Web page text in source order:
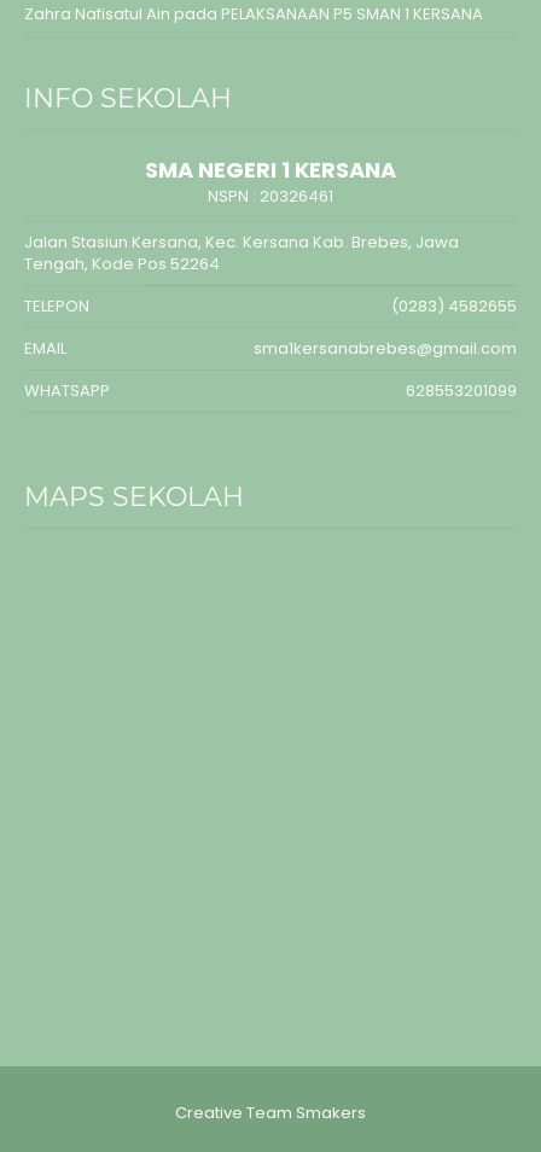
Zahra Nafisatul Ain pada PELAKSANAAN P5 SMAN 1 KERSANA
INFO SEKOLAH
SMA NEGERI 1 KERSANA
NSPN : 20326461
Jalan Stasiun Kersana, Kec. Kersana Kab. Brebes, Jawa
Tengah, Kode Pos 52264
TELEPON
(0283) 4582655
EMAIL
sma1kersanabrebes@gmail.com
WHATSAPP
628553201099
MAPS SEKOLAH
Creative Team Smakers